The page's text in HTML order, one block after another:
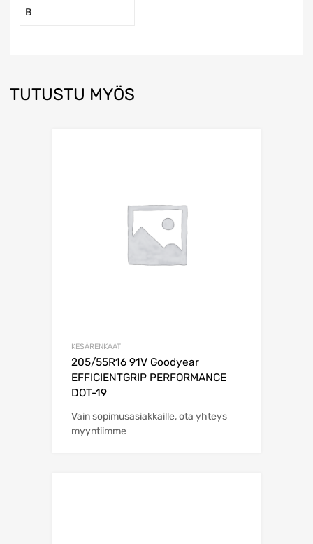
B
TUTUSTU MYÖS
KESÄRENKAAT
205/55R16 91V Goodyear
EFFICIENTGRIP PERFORMANCE
DOT-19
Vain sopimusasiakkaille, ota yhteys
myyntiimme